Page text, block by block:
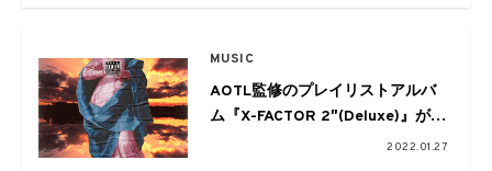
『X-FACTOR 2 “Deluxe”』がアナ
MUSIC
AOTL監修のプレイリストアルバ
ム『X-FACTOR 2″(Deluxe)』がリ
リース。GOODMOODGOKU、
2022.01.27